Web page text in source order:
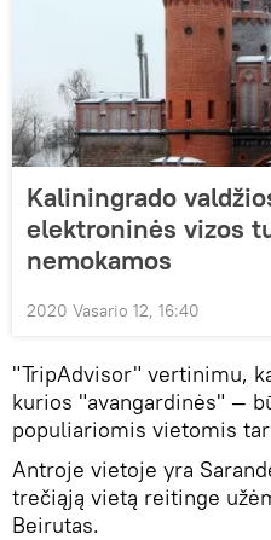
Kaliningrado
elektroninės vizos
nemokamos
2020 Vasario 12, 16:40
"TripAdvisor" vertinimu,
kurios "avangardinės" —
populiariomis vietomis
Antroje vietoje yra
trečiąją vietą reitinge
Beirutas.